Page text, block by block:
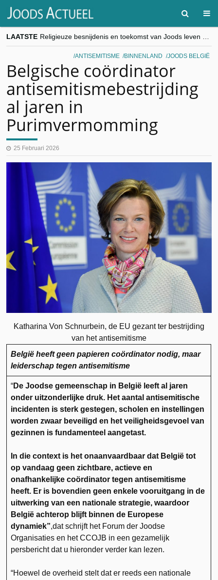
LAATSTE
“Besnijdenisdebat toont hoe moeilijk seculiere Westen minderheden begrijpt”, Jinnih Beels (Vooruit)
CITYTRIP | ROEMENIË – Boekarest: de verrassing van Oost-Europa
ANTISEMITISME BINNENLAND JOODS BELGIË
Belgische coördinator
antisemitismebestrijding
al jaren in
Purimvermomming
25 Februari 2026
Katharina Von Schnurbein, de EU gezant ter bestrijding
van het antisemitisme
België heeft geen papieren coördinator nodig, maar
leiderschap tegen antisemitisme
“De Joodse gemeenschap in België leeft al jaren
onder uitzonderlijke druk. Het aantal antisemitische
incidenten is sterk gestegen, scholen en instellingen
worden zwaar beveiligd en het veiligheidsgevoel van
gezinnen is fundamenteel aangetast.
In die context is het onaanvaardbaar dat België tot
op vandaag geen zichtbare, actieve en
onafhankelijke coördinator tegen antisemitisme
heeft. Er is bovendien geen enkele vooruitgang in de
uitwerking van een nationale strategie, waardoor
België achterop blijft binnen de Europese
dynamiek”,dat schrijft het Forum der Joodse
Organisaties en het CCOJB in een gezamelijk
persbericht dat u hieronder verder kan lezen.
“Hoewel de overheid stelt dat er reeds een nationale